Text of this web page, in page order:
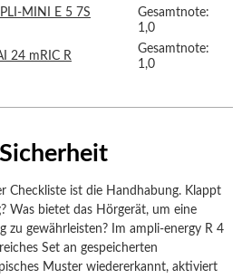
MINI E 5 7S
Gesamtnote:
1,0
24 mRIC R
Gesamtnote:
1,0
Checkliste ist die Handhabung. Klappt
Was bietet das Hörgerät, um eine
zu gewährleisten? Im ampli-energy R 4
Set an gespeicherten
Muster wiedererkannt, aktiviert